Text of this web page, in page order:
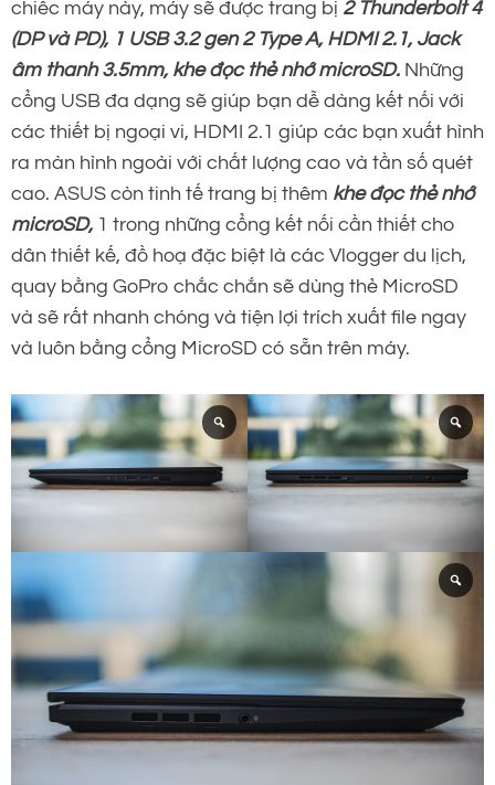
chiếc máy này, máy sẽ được trang bị 2 Thunderbolt 4
(DP và PD), 1 USB 3.2 gen 2 Type A, HDMI 2.1, Jack
âm thanh 3.5mm, khe đọc thẻ nhớ microSD. Những
cổng USB đa dạng sẽ giúp bạn dễ dàng kết nối với
các thiết bị ngoại vi, HDMI 2.1 giúp các bạn xuất hình
ra màn hình ngoài với chất lượng cao và tần số quét
cao. ASUS còn tinh tế trang bị thêm khe đọc thẻ nhớ
microSD, 1 trong những cổng kết nối cần thiết cho
dân thiết kế, đồ hoạ đặc biệt là các Vlogger du lịch,
quay bằng GoPro chắc chắn sẽ dùng thẻ MicroSD
và sẽ rất nhanh chóng và tiện lợi trích xuất file ngay
và luôn bằng cổng MicroSD có sẵn trên máy.